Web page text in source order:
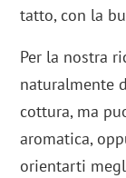
tatto, con la
Per la nostra
naturalmente
cottura, ma
aromatica,
orientarti